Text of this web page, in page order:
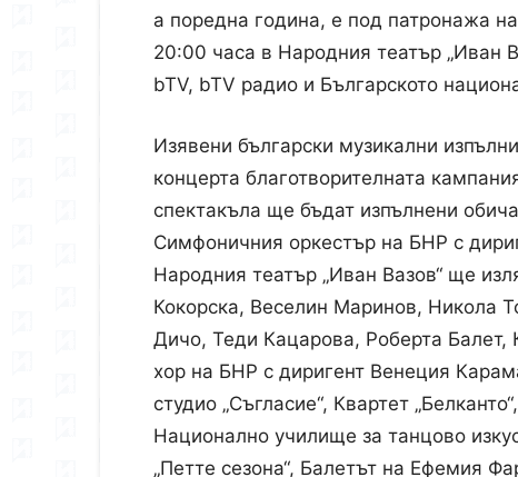
а поредна година, е под патронажа
20:00 часа в Народния театър „Иван
bTV, bTV радио и Българското
Изявени български музикални
концерта благотворителната
спектакъла ще бъдат изпълнени
Симфоничния оркестър на БНР с
Народния театър „Иван Вазов“ ще
Кокорска, Веселин Маринов, Никола
Дичо, Теди Кацарова, Роберта Балет,
хор на БНР с диригент Венеция
студио „Съгласие“, Квартет
Национално училище за танцово
„Петте сезона“, Балетът на Ефемия